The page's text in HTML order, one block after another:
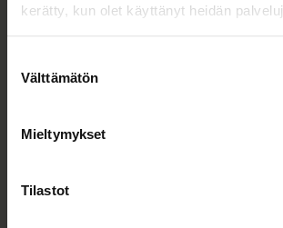
kerätty, kun olet käyttänyt heidän
valinta
Välttämätön
Mieltymykset
Tilastot
Paikallinen sopiminen ei